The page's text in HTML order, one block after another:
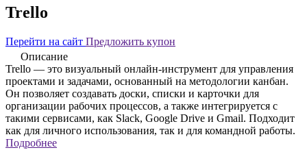
Trello
Перейти на сайт Предложить купон
Описание
Trello — это визуальный онлайн-инструмент для управления
проектами и задачами, основанный на методологии канбан.
Он позволяет создавать доски, списки и карточки для
организации рабочих процессов, а также интегрируется с
такими сервисами, как Slack, Google Drive и Gmail. Подходит
как для личного использования, так и для командной работы.
Подробнее